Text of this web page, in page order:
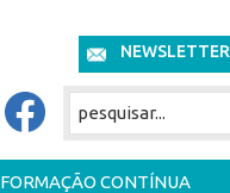
NEWSLETTER
FORMAÇÃO CONTÍNUA